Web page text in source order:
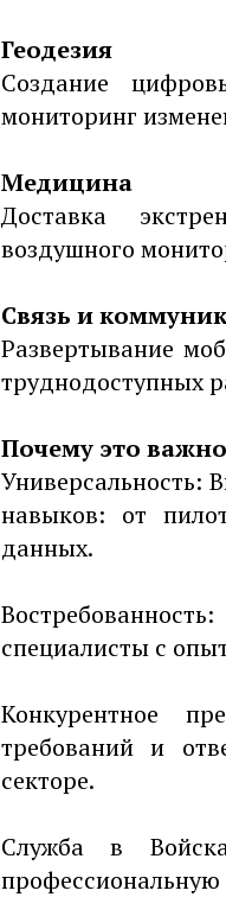
Геодезия
Создание
мониторинг
Медицина
Доставка
воздушного
Связь и
Развертывание
труднодоступных
Почему это
Универсальность:
навыков: от
данных.
специалисты с
Конкурентное
требований и
секторе.
Служба в